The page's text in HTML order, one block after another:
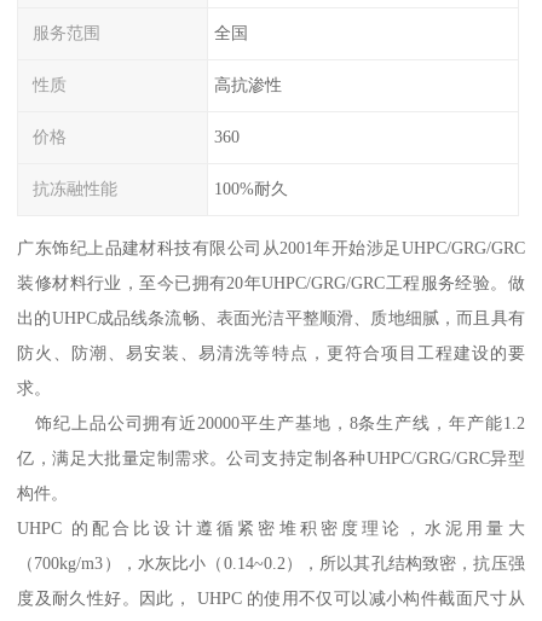
服务范围 全国
性质 高抗渗性
价格 360
抗冻融性能 100%耐久
广东饰纪上品建材科技有限公司从2001年开始涉足UHPC/GRG/GRC
装修材料行业，至今已拥有20年UHPC/GRG/GRC工程服务经验。做
出的UHPC成品线条流畅、表面光洁平整顺滑、质地细腻，而且具有
防火、防潮、易安装、易清洗等特点，更符合项目工程建设的要
求。
饰纪上品公司拥有近20000平生产基地，8条生产线，年产能1.2
亿，满足大批量定制需求。公司支持定制各种UHPC/GRG/GRC异型
构件。
UHPC 的配合比设计遵循紧密堆积密度理论，水泥用量大
（700kg/m3），水灰比小（0.14~0.2），所以其孔结构致密，抗压强
度及耐久性好。因此， UHPC 的使用不仅可以减小构件截面尺寸从